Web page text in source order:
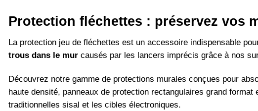
Protection fléchettes : préservez vos
La protection jeu de fléchettes est un accessoire indispensable
trous dans le mur causés par les lancers imprécis grâce à nos
Découvrez notre gamme de protections murales conçues pour
haute densité, panneaux de protection rectangulaires grand
traditionnelles sisal et les cibles électroniques.